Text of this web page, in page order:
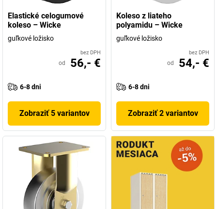
Elastické celogumové
koleso – Wicke
guľkové ložisko
bez DPH
od 56,- €
6-8 dni
Zobraziť 5 variantov
Koleso z liateho
polyamidu – Wicke
guľkové ložisko
bez DPH
od 54,- €
6-8 dni
Zobraziť 2 variantov